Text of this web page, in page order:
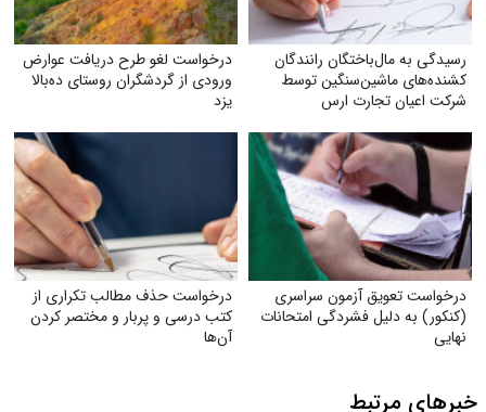
رسیدگی به مال‌باختگان رانندگان
کشنده‌های ماشین‌سنگین توسط
شرکت اعیان تجارت ارس
درخواست لغو طرح دریافت عوارض
ورودی از گردشگران روستای ده‌بالا
یزد
درخواست تعویق آزمون سراسری
(کنکور) به دلیل فشردگی امتحانات
نهایی
درخواست حذف مطالب تکراری از
کتب درسی و پربار و مختصر کردن
آن‌ها
خبرهای مرتبط